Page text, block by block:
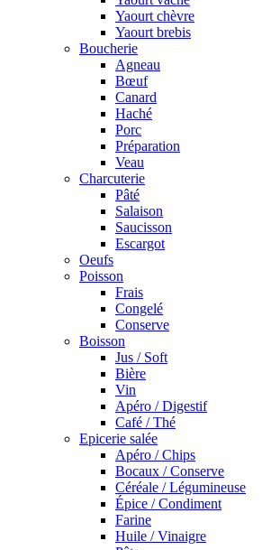
Yaourt chèvre
Yaourt brebis
Boucherie
Agneau
Bœuf
Canard
Haché
Porc
Préparation
Veau
Charcuterie
Pâté
Salaison
Saucisson
Escargot
Oeufs
Poisson
Frais
Congelé
Conserve
Boisson
Jus / Soft
Bière
Vin
Apéro / Digestif
Café / Thé
Epicerie salée
Apéro / Chips
Bocaux / Conserve
Céréale / Légumineuse
Épice / Condiment
Farine
Huile / Vinaigre